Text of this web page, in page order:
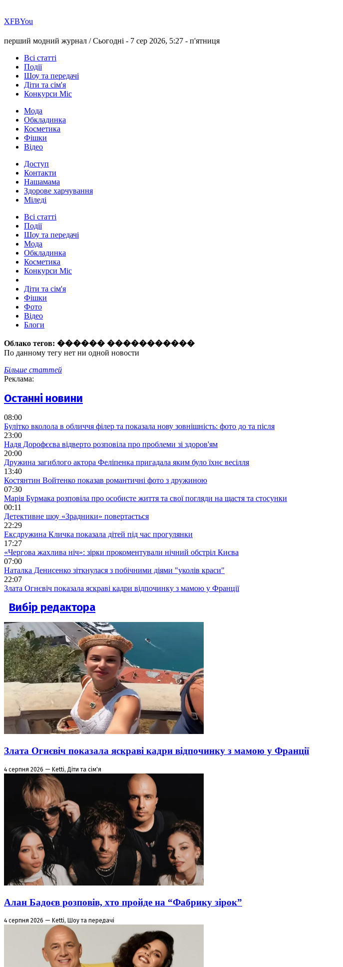
ХFBYou
перший модний журнал /Сьогодні - 7 сер 2026, 5:27 - п'ятниця
Всі статті
Події
Шоу та передачі
Діти та сім'я
Конкурси Міс
Мода
Обкладинка
Косметика
Фішки
Відео
Доступ
Контакти
Нашамама
Здорове харчування
Міледі
Всі статті
Події
Шоу та передачі
Мода
Обкладинка
Косметика
Конкурси Міс
Діти та сім'я
Фішки
Фото
Відео
Блоги
Облако тегов: ������ �����������
По данному тегу нет ни одной новости
Більше статтей
Реклама:
Останні новини
08:00
Булітко вколола в обличчя філер та показала нову зовнішність: фото до та після
23:00
Надя Дорофєєва відверто розповіла про проблеми зі здоров'ям
20:00
Дружина загиблого актора Феліпенка пригадала яким було їхнє весілля
13:40
Костянтин Войтенко показав романтичні фото з дружиною
07:30
Марія Бурмака розповіла про особисте життя та свої погляди на щастя та стосунки
00:11
Детективне шоу «Зрадники» повертається
22:29
Ексдружина Кличка показала дітей під час прогулянки
17:27
«Чергова жахлива ніч»: зірки прокоментували нічний обстріл Києва
07:00
Наталка Денисенко зіткнулася з побічними діями "уколів краси"
22:07
Злата Огнєвіч показала яскраві кадри відпочинку з мамою у Франції
Вибір редактора
Злата Огнєвіч показала яскраві кадри відпочинку з мамою у Франції
4 серпня 2026 — Ketti, Діти та сім'я
Алан Бадоєв розповів, хто пройде на “Фабрику зірок”
4 серпня 2026 — Ketti, Шоу та передачі